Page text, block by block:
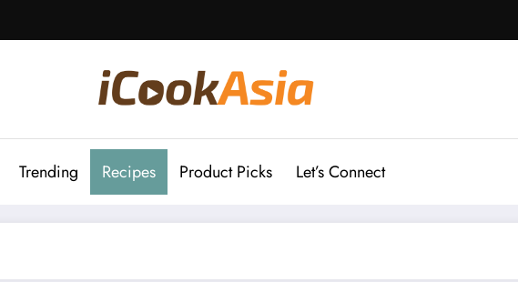
Trending Recipes Product Picks Let’s Connect